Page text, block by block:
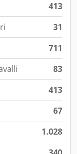
413
31
711
83
413
67
1.028